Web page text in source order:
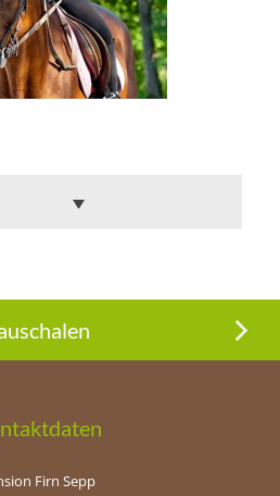
Firn Sepp